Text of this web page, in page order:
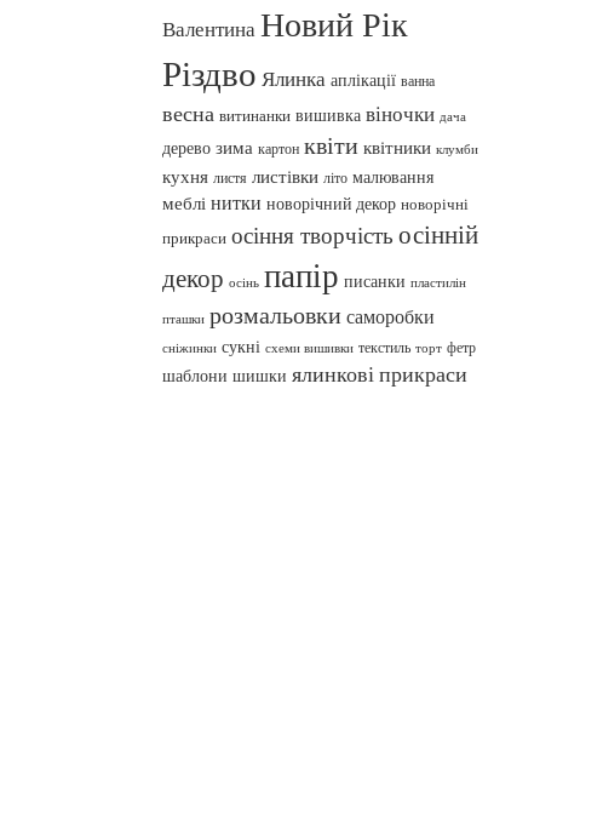
ВалентинаНовий Рік
Різдво Ялинка аплікації ванна
весна витинанки вишивка віночки дача
дерево зима картон квіти квітники клумби
кухня листя листівки літо малювання
меблі нитки новорічний декор новорічні
прикраси осіння творчість осінній
декор осінь папір писанки пластилін
пташки розмальовки саморобки
сніжинки сукні схеми вишивки текстиль торт фетр
шаблони шишки ялинкові прикраси